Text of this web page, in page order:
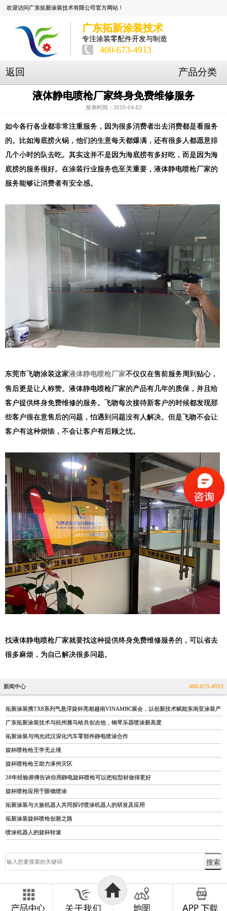
欢迎访问广东拓新涂装技术有限公司官方网站！
广东拓新涂装技术
专注涂装零配件开发与制造
400-673-4913
返回 产品分类
液体静电喷枪厂家终身免费维修服务
发表时间：2019-04-02
如今各行各业都非常注重服务，因为很多消费者出去消费都是看服务
的。比如海底捞火锅，他们的生意每天都爆满，还有很多人都愿意排
几个小时的队去吃。其实这并不是因为海底捞有多好吃，而是因为海
底捞的服务很好。在涂装行业服务也至关重要，液体静电喷枪厂家的
服务能够让消费者有安全感。
东莞市飞吻涂装这家液体静电喷枪厂家不仅仅在售前服务周到贴心，
售后更是让人称赞。液体静电喷枪厂家的产品有几年的质保，并且给
客户提供终身免费维修的服务。飞吻每次接待新客户的时候都发现那
些客户很在意售后的问题，怕遇到问题没有人解决。但是飞吻不会让
客户有这种烦恼，不会让客户有后顾之忧。
找液体静电喷枪厂家就要找这种提供终身免费维修服务的，可以省去
很多麻烦，为自己解决很多问题。
新闻中心 400-673-4913
拓新涂装携TX8系列气悬浮旋杯亮相越南VINAMBC展会，以创新技术赋能东南亚涂装产
广东拓新涂装技术与杭州雅马哈共创吉他，钢琴乐器喷涂新高度
拓新涂装与鸿光武汉深化汽车零部件静电喷涂合作
旋杯喷枪枪王学无止境
旋杯喷枪枪王助力涿州灾区
28年经验师傅告诉你用静电旋杯喷枪可以把铝型材做得更好
旋杯喷枪应用于眼镜喷涂
拓新涂装与大族机器人共同探讨喷涂机器人的研发及应用
拓新涂装旋杯喷枪创新之路
喷涂机器人的旋杯转速